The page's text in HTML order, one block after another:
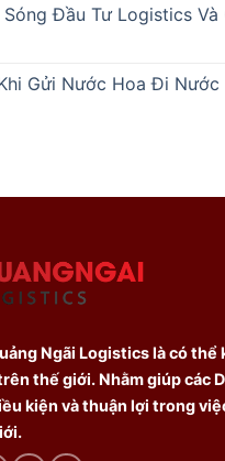
Đầu Tư Logistics Và
Gửi Nước Hoa Đi Nước
Ngãi Logistics là có thể
thế giới. Nhằm giúp các
kiện và thuận lợi trong